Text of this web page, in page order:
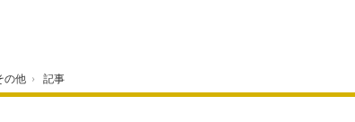
の他 › 記事